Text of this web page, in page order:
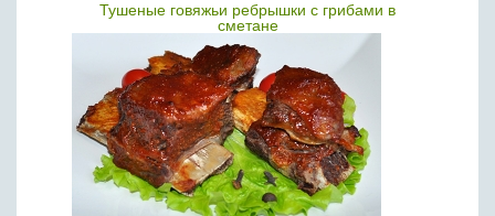
Тушеные говяжьи ребрышки с грибами в
сметане